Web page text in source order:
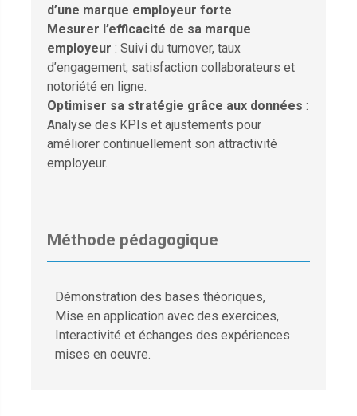
d’une marque employeur forte
Mesurer l’efficacité de sa marque
employeur : Suivi du turnover, taux
d’engagement, satisfaction collaborateurs et
notoriété en ligne.
Optimiser sa stratégie grâce aux données :
Analyse des KPIs et ajustements pour
améliorer continuellement son attractivité
employeur.
Méthode pédagogique
Démonstration des bases théoriques,
Mise en application avec des exercices,
Interactivité et échanges des expériences
mises en oeuvre.